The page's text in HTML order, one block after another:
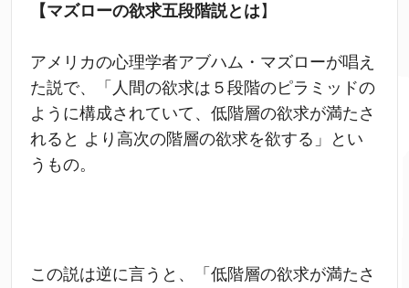
【マズローの欲求五段階説とは 】
アメリカの心理学者アブハム・マズローが唱え
た説で、「人間の欲求は５段階のピラミッドの
ように構成されていて、低階層の欲求が満たさ
れると より高次の階層の欲求を欲する」とい
うもの。
この説は逆に言うと、「低階層の欲求が満たさ